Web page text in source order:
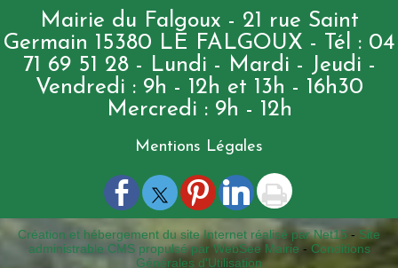
Mairie du Falgoux - 21 rue Saint
Germain 15380 LE FALGOUX - Tél : 04
71 69 51 28 - Lundi - Mardi - Jeudi -
Vendredi : 9h - 12h et 13h - 16h30
Mercredi : 9h - 12h
Mentions Légales
Création et hébergement du site Internet réalisé par Net15- Site
administrable CMS propulsé par WebSee Mairie - Conditions
Générales d'Utilisation